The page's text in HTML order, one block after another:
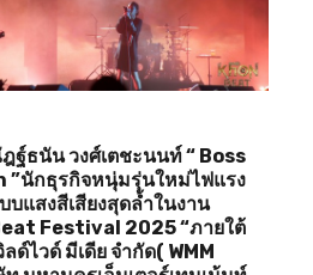
ฐ์ธนัน วงศ์เตชะนนท์ “ Boss
”นักธุรกิจหนุ่มรุ่นใหม่ไฟแรง
บแสงสีเสียงสุดล้ำในงาน
Festival 2025 “ภายใต้
ด์ไวด์ มีเดีย จำกัด( WMM